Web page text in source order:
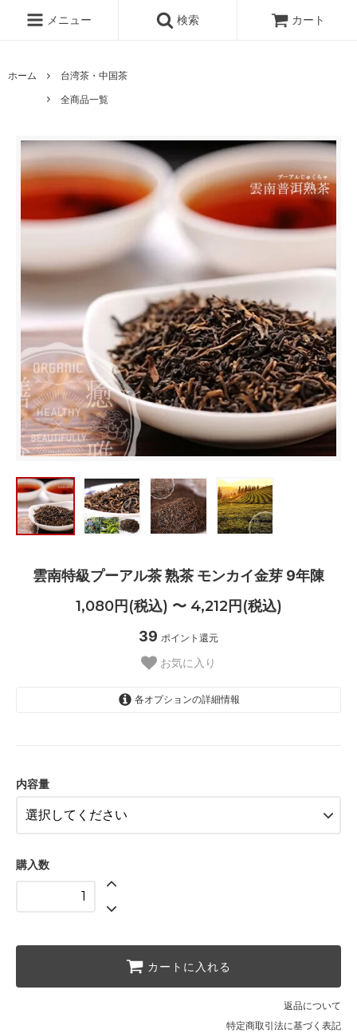
メニュー 検索 カート
ホーム
台湾茶・中国茶
全商品一覧
雲南特級プーアル茶 熟茶 モンカイ金芽 9年陳
1,080円(税込) 〜 4,212円(税込)
39 ポイント還元
お気に入り
各オプションの詳細情報
内容量
購入数
カートに入れる
返品について
特定商取引法に基づく表記